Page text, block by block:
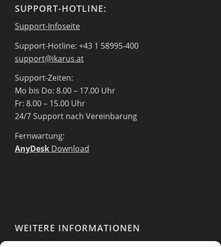
SUPPORT-HOTLINE:
Support-Infoseite
Support-Hotline: +43 1 58995-400
support@ikarus.at
Support-Zeiten:
Mo bis Do: 8.00 – 17.00 Uhr
Fr: 8.00 – 15.00 Uhr
24/7 Support nach Vereinbarung
Fernwartung:
AnyDesk Download
WEITERE INFORMATIONEN